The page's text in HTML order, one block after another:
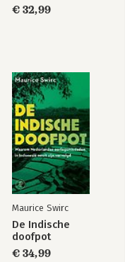
€ 32,99
Maurice Swirc
De Indische
doofpot
€ 34,99